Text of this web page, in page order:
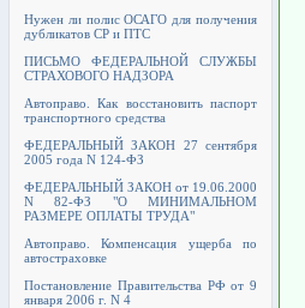
Нужен ли полис ОСАГО для получения
дубликатов СР и ПТС
ПИСЬМО ФЕДЕРАЛЬНОЙ СЛУЖБЫ
СТРАХОВОГО НАДЗОРА
Автоправо. Как восстановить паспорт
транспортного средства
ФЕДЕРАЛЬНЫЙ ЗАКОН 27 сентября
2005 года N 124-ФЗ
ФЕДЕРАЛЬНЫЙ ЗАКОН от 19.06.2000
N 82-ФЗ "О МИНИМАЛЬНОМ
РАЗМЕРЕ ОПЛАТЫ ТРУДА"
Автоправо. Компенсация ущерба по
автостраховке
Постановление Правительства РФ от 9
января 2006 г. N 4